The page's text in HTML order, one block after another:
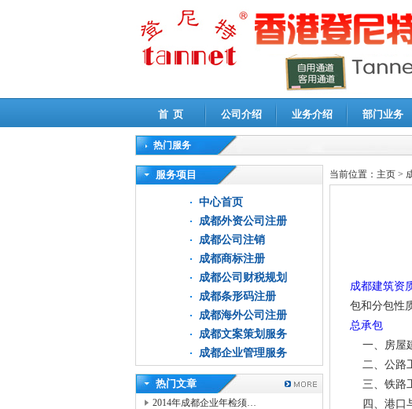
首 页 公司介绍 业务介绍 部门业务
热门服务
高新技术企业认定审计|企业所得税汇算清缴申报鉴证
服务项目
中心首页
成都外资公司注册
成都公司注销
成都商标注册
成都公司财税规划
成都条形码注册
成都海外公司注册
成都文案策划服务
成都企业管理服务
热门文章
2014年成都企业年检须…
当前位置： 主页 >
成都建筑资
包和分包性
总承包
一、房屋
二、公路
三、铁路
四、港口